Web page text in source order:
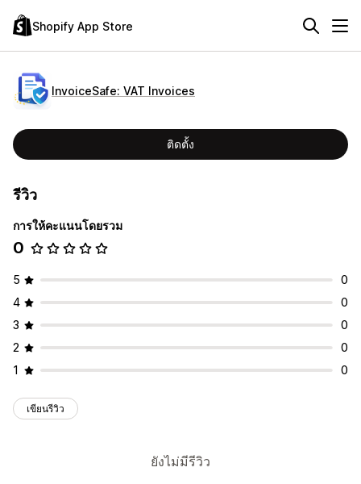
Shopify App Store
InvoiceSafe: VAT Invoices
ติดตั้ง
รีวิว
การให้คะแนนโดยรวม
0
5
0
4
0
3
0
2
0
1
0
เขียนรีวิว
ยังไม่มีรีวิว